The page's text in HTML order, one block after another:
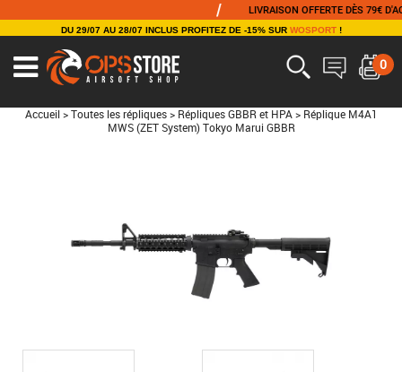
LIVRAISON OFFERTE DÈS 79€ D'ACHAT
DU 29/07 AU 28/07 INCLUS PROFITEZ DE -15% SUR WOSPORT!
0
Accueil > Toutes les répliques > Répliques GBBR et HPA > Réplique M4A1
MWS (ZET System) Tokyo Marui GBBR